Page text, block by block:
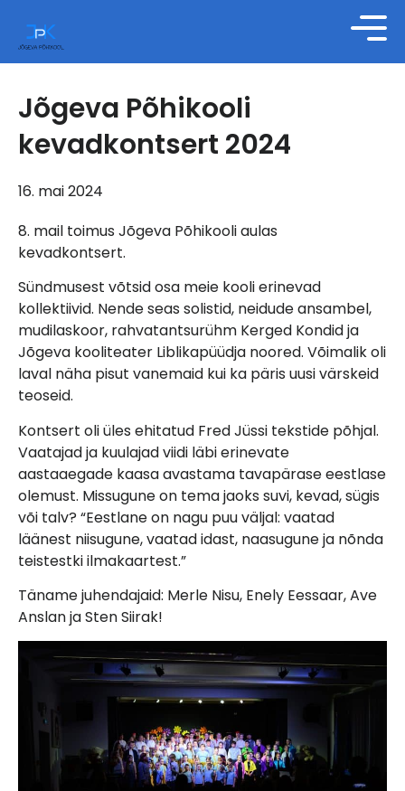
Jõgeva Põhikooli
kevadkontsert 2024
16. mai 2024
8. mail toimus Jõgeva Põhikooli aulas
kevadkontsert.
Sündmusest võtsid osa meie kooli erinevad
kollektiivid. Nende seas solistid, neidude ansambel,
mudilaskoor, rahvatantsurühm Kerged Kondid ja
Jõgeva kooliteater Liblikapüüdja noored. Võimalik oli
laval näha pisut vanemaid kui ka päris uusi värskeid
teoseid.
Kontsert oli üles ehitatud Fred Jüssi tekstide põhjal.
Vaatajad ja kuulajad viidi läbi erinevate
aastaaegade kaasa avastama tavapärase eestlase
olemust. Missugune on tema jaoks suvi, kevad, sügis
või talv? “Eestlane on nagu puu väljal: vaatad
läänest niisugune, vaatad idast, naasugune ja nõnda
teistestki ilmakaartest.”
Täname juhendajaid: Merle Nisu, Enely Eessaar, Ave
Anslan ja Sten Siirak!